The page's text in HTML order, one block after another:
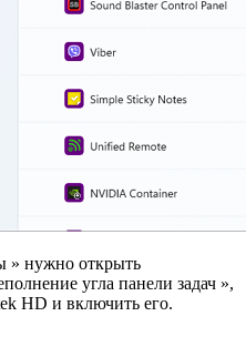
» нужно открыть
угла панели задач »,
HD и включить его.